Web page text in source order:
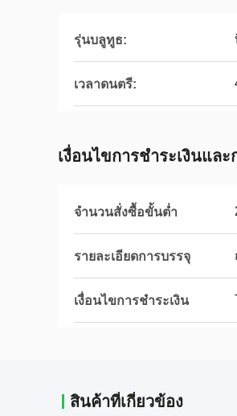
รุ่นบลูทูธ:
เวลาดนตรี:
เงื่อนไขการชําระเงินและ
จำนวนสั่งซื้อขั้นต่ำ
รายละเอียดการบรรจุ
เงื่อนไขการชำระเงิน
สินค้าที่เกี่ยวข้อง